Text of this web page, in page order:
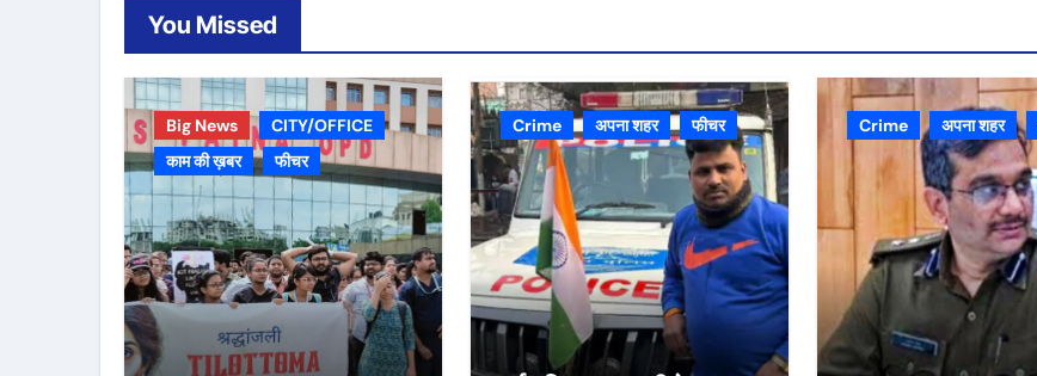
You Missed
Big News
CITY/OFFICE
काम की ख़बर
फीचर
Crime अपना शहर फीचर Crime अपना शहर